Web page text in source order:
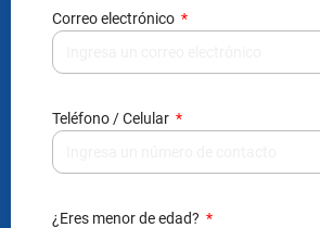
Correo electrónico
Teléfono / Celular
¿Eres menor de edad?